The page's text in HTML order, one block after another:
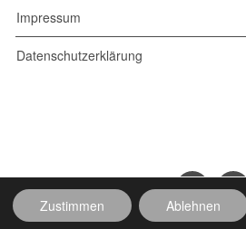
Impressum
Datenschutzerklärung
Zustimmen Ablehnen